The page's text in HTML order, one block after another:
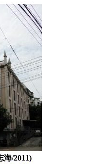
海/2011)